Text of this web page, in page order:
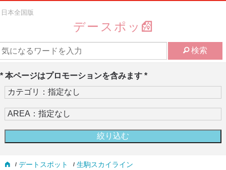
日本全国版
デースポッ
検索
* 本ページはプロモーションを含みます *
デートスポット 生駒スカイライン